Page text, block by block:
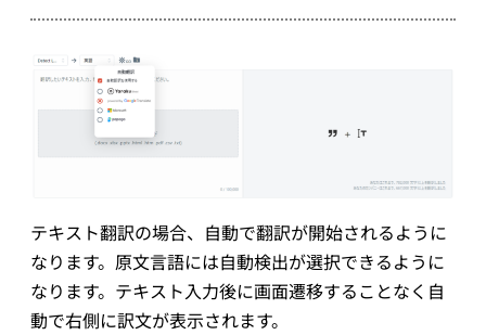
テキスト翻訳の場合、自動で翻訳が開始されるように
なります。原文言語には自動検出が選択できるように
なります。テキスト入力後に画面遷移することなく自
動で右側に訳文が表示されます。